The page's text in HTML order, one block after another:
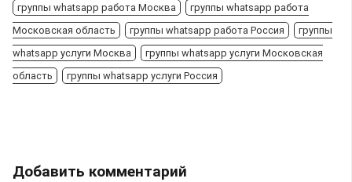
группы whatsapp работа Москва
группы whatsapp работа
Московская область
группы whatsapp работа Россия
группы
whatsapp услуги Москва
группы whatsapp услуги Московская
область
группы whatsapp услуги Россия
Добавить комментарий